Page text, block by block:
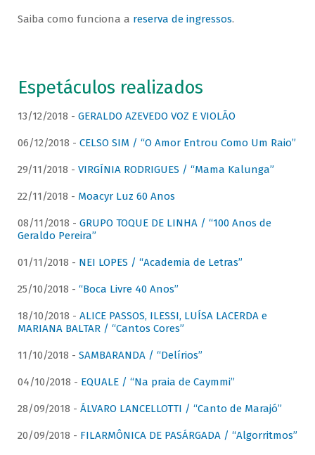
Saiba como funciona a reserva de ingressos.
Espetáculos realizados
13/12/2018 - GERALDO AZEVEDO VOZ E VIOLÃO
06/12/2018 - CELSO SIM / “O Amor Entrou Como Um Raio”
29/11/2018 - VIRGÍNIA RODRIGUES / “Mama Kalunga”
22/11/2018 - Moacyr Luz 60 Anos
08/11/2018 - GRUPO TOQUE DE LINHA / “100 Anos de
Geraldo Pereira”
01/11/2018 - NEI LOPES / “Academia de Letras”
25/10/2018 - “Boca Livre 40 Anos”
18/10/2018 - ALICE PASSOS, ILESSI, LUÍSA LACERDA e
MARIANA BALTAR / “Cantos Cores”
11/10/2018 - SAMBARANDA / “Delírios”
04/10/2018 - EQUALE / “Na praia de Caymmi”
28/09/2018 - ÁLVARO LANCELLOTTI / “Canto de Marajó”
20/09/2018 - FILARMÔNICA DE PASÁRGADA / “Algorritmos”